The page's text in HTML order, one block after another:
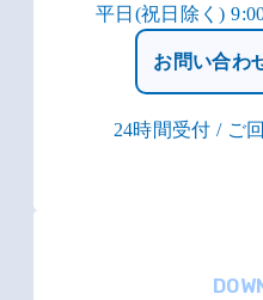
平日(祝日除く)
お問い合わ
24時間受付 / ご